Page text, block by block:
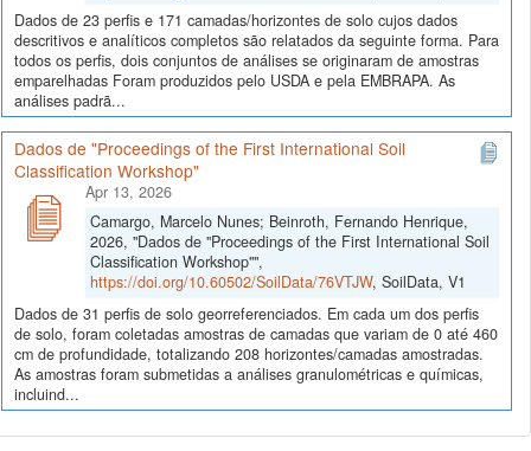
Dados de 23 perfis e 171 camadas/horizontes de solo cujos dados
descritivos e analíticos completos são relatados da seguinte forma. Para
todos os perfis, dois conjuntos de análises se originaram de amostras
emparelhadas Foram produzidos pelo USDA e pela EMBRAPA. As
análises padrã...
Dados de "Proceedings of the First International Soil
Classification Workshop"
Apr 13, 2026
Camargo, Marcelo Nunes; Beinroth, Fernando Henrique,
2026, "Dados de "Proceedings of the First International Soil
Classification Workshop"",
https://doi.org/10.60502/SoilData/76VTJW, SoilData, V1
Dados de 31 perfis de solo georreferenciados. Em cada um dos perfis
de solo, foram coletadas amostras de camadas que variam de 0 até 460
cm de profundidade, totalizando 208 horizontes/camadas amostradas.
As amostras foram submetidas a análises granulométricas e químicas,
incluind...